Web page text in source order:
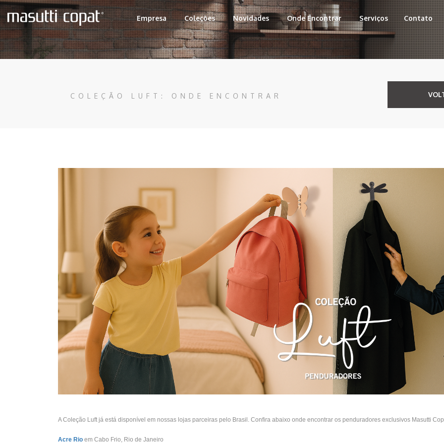
Empresa Coleções Novidades Onde Encontrar Serviços Contato
COLEÇÃO LUFT: ONDE ENCONTRAR
A Coleção Luft já está disponível em nossas lojas parceiras pelo Brasil. Confira abaixo onde encontrar os penduradores exclusivos Masutti
Acre Rio em Cabo Frio, Rio de Janeiro